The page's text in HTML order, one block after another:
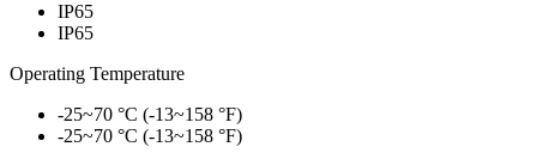
IP65
IP65
Operating Temperature
-25~70 °C (-13~158 °F)
-25~70 °C (-13~158 °F)